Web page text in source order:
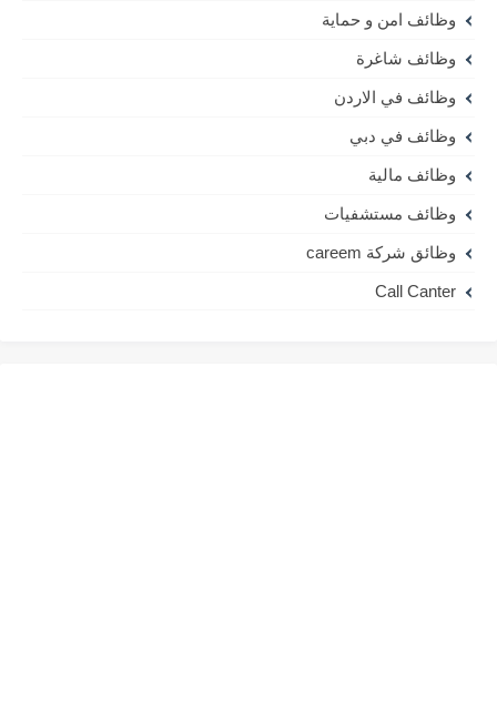
وظائف امن و حماية
وظائف شاغرة
وظائف في الاردن
وظائف في دبي
وظائف مالية
وظائف مستشفيات
وظائق شركة careem
Call Canter